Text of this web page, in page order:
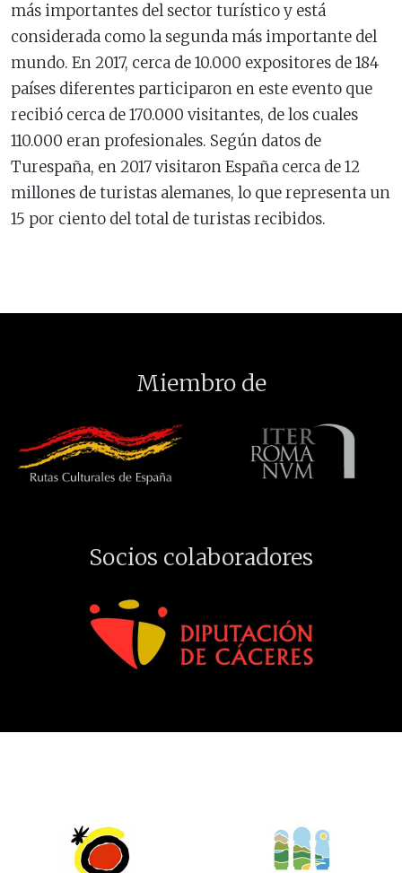
más importantes del sector turístico y está
considerada como la segunda más importante del
mundo. En 2017, cerca de 10.000 expositores de 184
países diferentes participaron en este evento que
recibió cerca de 170.000 visitantes, de los cuales
110.000 eran profesionales. Según datos de
Turespaña, en 2017 visitaron España cerca de 12
millones de turistas alemanes, lo que representa un
15 por ciento del total de turistas recibidos.
Miembro de
Socios colaboradores